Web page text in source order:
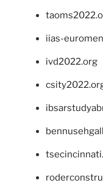
iias-
ivd2022.org